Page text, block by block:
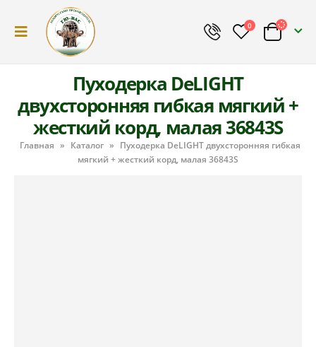
0
Пуходерка DeLIGHT
двухсторонняя гибкая мягкий +
жесткий корд, малая 36843S
Главная » Каталог » Пуходерка DeLIGHT двухсторонняя гибкая
мягкий + жесткий корд, малая 36843S